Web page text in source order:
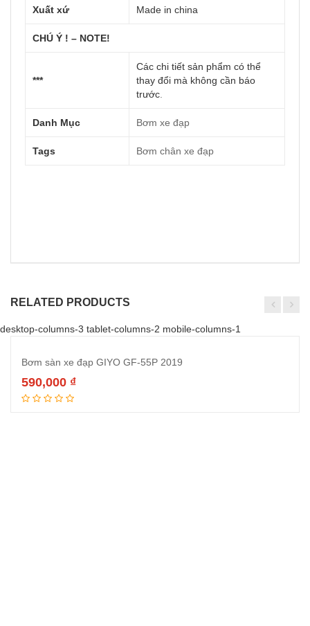
Xuất xứ Made in china
CHÚ Ý ! – NOTE!
***
Các chi tiết sản phẩm có thể
thay đổi mà không cần báo
trước
Danh Mục Bơm xe đạp
Tags Bơm chân xe đạp
RELATED PRODUCTS
desktop-columns-3 tablet-columns-2 mobile-columns-1
Bơm sàn xe đạp GIYO GF-55P 2019
590,000 ₫